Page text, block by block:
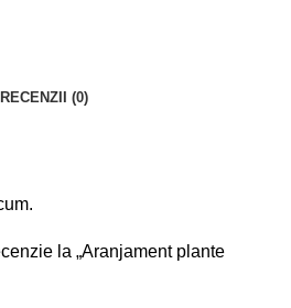
RECENZII (0)
la „Aranjament plante